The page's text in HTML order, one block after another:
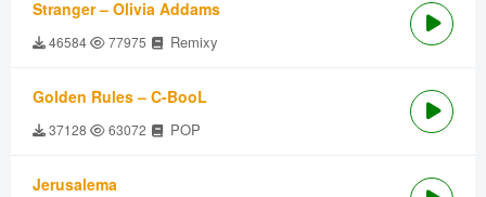
Stranger – Olivia Addams
46584 77975 Remixy
Golden Rules – C-BooL
37128 63072 POP
Jerusalema